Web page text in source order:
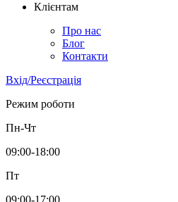
Клієнтам
Про нас
Блог
Контакти
Вхід/Реєстрація
Режим роботи
Пн-Чт
09:00-18:00
Пт
09:00-17:00